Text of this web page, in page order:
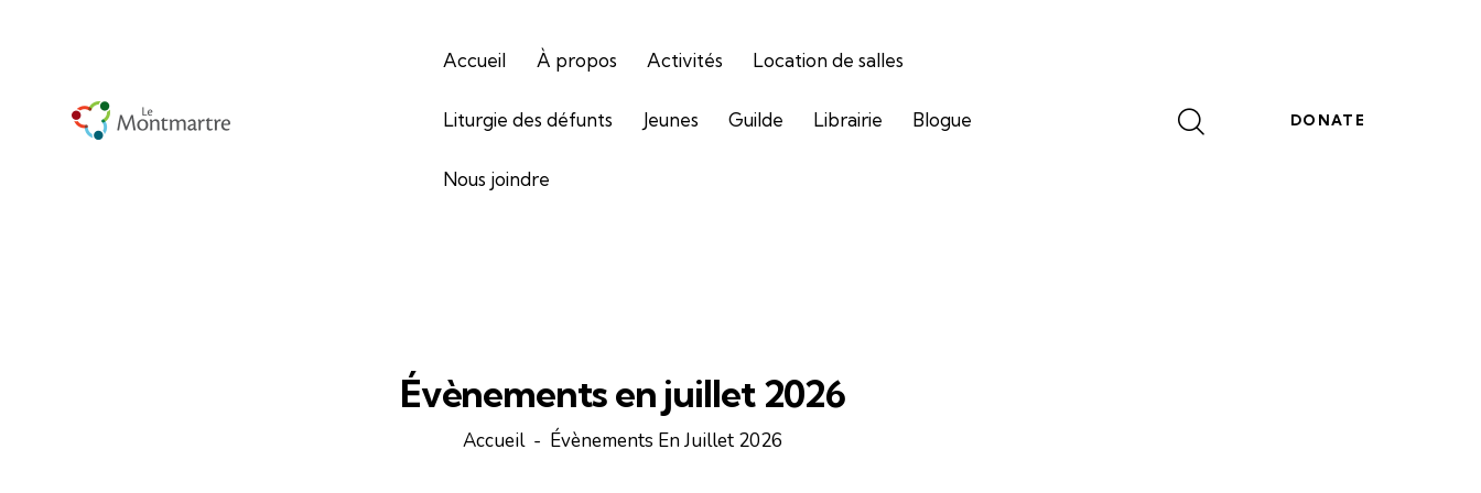
Accueil À propos Activités Location de salles
Liturgie des défunts Jeunes Guilde Librairie Blogue
Nous joindre
DONATE
Évènements en juillet 2026
Accueil Évènements En Juillet 2026